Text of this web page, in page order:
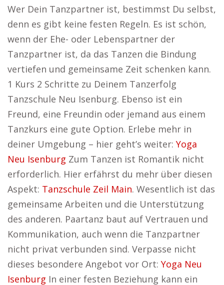
Wer Dein Tanzpartner ist, bestimmst Du selbst,
denn es gibt keine festen Regeln. Es ist schön,
wenn der Ehe- oder Lebenspartner der
Tanzpartner ist, da das Tanzen die Bindung
vertiefen und gemeinsame Zeit schenken kann.
1 Kurs 2 Schritte zu Deinem Tanzerfolg
Tanzschule Neu Isenburg. Ebenso ist ein
Freund, eine Freundin oder jemand aus einem
Tanzkurs eine gute Option. Erlebe mehr in
deiner Umgebung – hier geht’s weiter: Yoga
Neu Isenburg Zum Tanzen ist Romantik nicht
erforderlich. Hier erfährst du mehr über diesen
Aspekt: Tanzschule Zeil Main. Wesentlich ist das
gemeinsame Arbeiten und die Unterstützung
des anderen. Paartanz baut auf Vertrauen und
Kommunikation, auch wenn die Tanzpartner
nicht privat verbunden sind. Verpasse nicht
dieses besondere Angebot vor Ort: Yoga Neu
Isenburg In einer festen Beziehung kann ein